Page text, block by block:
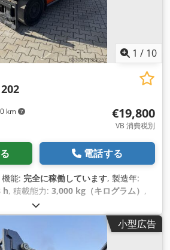
1 / 10
km €19,800
VB 消費税別
電話する
機能: 完全に稼働しています, 製造年:
h, 積載能力: 3,000 kg（キログラム） ,
ーリフト:1,394 mm
クス, 建設高:2,165 mm, フォークキャ
, 駆動方式: 小型広告